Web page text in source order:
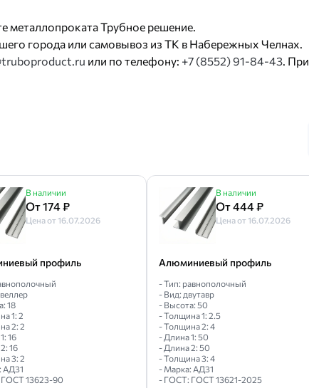
металлопроката Трубное решение.
города или самовывоз из ТК в Набережных Челнах.
или по телефону: +7 (8552) 91-84-43. При
В наличии
От 174 ₽
Цена от 16.07.2026
профиль
18
1: 2
2: 2
16
16
3: 2
АД31
13623-90
В наличии
От 444 ₽
Цена от 16.07.2026
Алюминиевый профиль
- Тип: равнополочный
- Вид: двутавр
- Высота: 50
- Толщина 1: 2.5
- Толщина 2: 4
- Длина 1: 50
- Длина 2: 50
- Толщина 3: 4
- Марка: АД31
- ГОСТ: ГОСТ 13621-2025